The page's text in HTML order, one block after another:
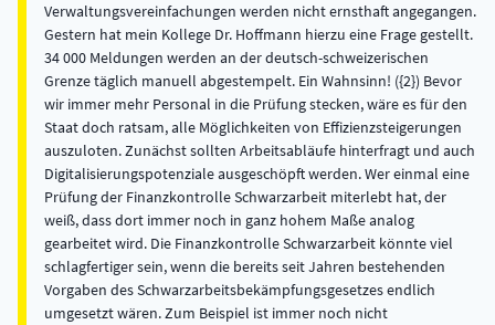
Verwaltungsvereinfachungen werden nicht ernsthaft angegangen.
Gestern hat mein Kollege Dr. Hoffmann hierzu eine Frage gestellt.
34 000 Meldungen werden an der deutsch-schweizerischen
Grenze täglich manuell abgestempelt. Ein Wahnsinn! ({2}) Bevor
wir immer mehr Personal in die Prüfung stecken, wäre es für den
Staat doch ratsam, alle Möglichkeiten von Effizienzsteigerungen
auszuloten. Zunächst sollten Arbeitsabläufe hinterfragt und auch
Digitalisierungspotenziale ausgeschöpft werden. Wer einmal eine
Prüfung der Finanzkontrolle Schwarzarbeit miterlebt hat, der
weiß, dass dort immer noch in ganz hohem Maße analog
gearbeitet wird. Die Finanzkontrolle Schwarzarbeit könnte viel
schlagfertiger sein, wenn die bereits seit Jahren bestehenden
Vorgaben des Schwarzarbeitsbekämpfungsgesetzes endlich
umgesetzt wären. Zum Beispiel ist immer noch nicht